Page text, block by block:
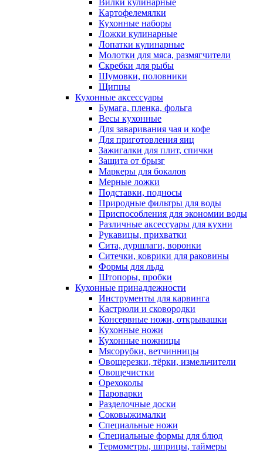
Вилки кулинарные
Картофелемялки
Кухонные наборы
Ложки кулинарные
Лопатки кулинарные
Молотки для мяса, размягчители
Скребки для рыбы
Шумовки, половники
Щипцы
Кухонные аксессуары
Бумага, пленка, фольга
Весы кухонные
Для заваривания чая и кофе
Для приготовления яиц
Зажигалки для плит, спички
Защита от брызг
Маркеры для бокалов
Мерные ложки
Подставки, подносы
Природные фильтры для воды
Приспособления для экономии воды
Различные аксессуары для кухни
Рукавицы, прихватки
Сита, дуршлаги, воронки
Ситечки, коврики для раковины
Формы для льда
Штопоры, пробки
Кухонные принадлежности
Инструменты для карвинга
Кастрюли и сковородки
Консервные ножи, открывашки
Кухонные ножи
Кухонные ножницы
Мясорубки, ветчинницы
Овощерезки, тёрки, измельчители
Овощечистки
Орехоколы
Пароварки
Разделочные доски
Соковыжималки
Специальные ножи
Специальные формы для блюд
Термометры, шприцы, таймеры